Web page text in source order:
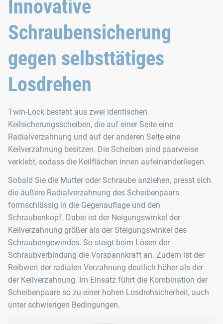
Innovative
Schraubensicherung
gegen selbsttätiges
Losdrehen
Twin‑Lock besteht aus zwei identischen
Keilsicherungsscheiben, die auf einer Seite eine
Radialverzahnung und auf der anderen Seite eine
Keilverzahnung besitzen. Die Scheiben sind paarweise
verklebt, sodass die Keilflächen innen aufeinanderliegen.
Sobald Sie die Mutter oder Schraube anziehen, presst sich
die äußere Radialverzahnung des Scheibenpaars
formschlüssig in die Gegenauflage und den
Schraubenkopf. Dabei ist der Neigungswinkel der
Keilverzahnung größer als der Steigungswinkel des
Schraubengewindes. So steigt beim Lösen der
Schraubverbindung die Vorspannkraft an. Zudem ist der
Reibwert der radialen Verzahnung deutlich höher als der
der Keilverzahnung. Im Einsatz führt die Kombination der
Scheibenpaare so zu einer hohen Losdrehsicherheit, auch
unter schwierigen Bedingungen.